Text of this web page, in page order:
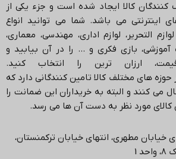
کالا ایجاد شده است و جزء یکی از
اینترنتی می باشد. شما می توانید انواع
التحریر، لوازم اداری، مهندسی، معماری،
بازی فکری و … را در آن بیابید و
ارزان ترین را انتخاب کنید.
حوزه های مختلف کالا تامین کنندگانی دارد که
می کنند و البته به خریداران این ضمانت را
مورد نظر به دست آن ها می رسد.
خیابان مطهری، انتهاي خیابان ترکمنستان،
1